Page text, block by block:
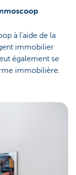
à l'aide de la
immobilier
également se
immobilière.